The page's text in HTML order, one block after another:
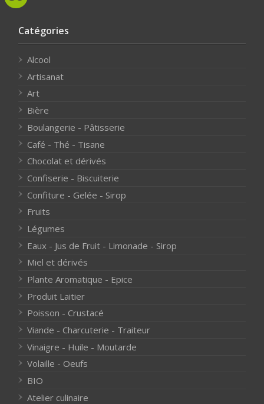
Catégories
Alcool
Artisanat
Art
Bière
Boulangerie - Pâtisserie
Café - Thé - Tisane
Chocolat et dérivés
Confiserie - Biscuiterie
Confiture - Gelée - Sirop
Fruits
Légumes
Eaux - Jus de Fruit - Limonade - Sirop
Miel et dérivés
Plante Aromatique - Epice
Produit Laitier
Poisson - Crustacé
Viande - Charcuterie - Traiteur
Vinaigre - Huile - Moutarde
Volaille - Oeufs
BIO
Atelier culinaire